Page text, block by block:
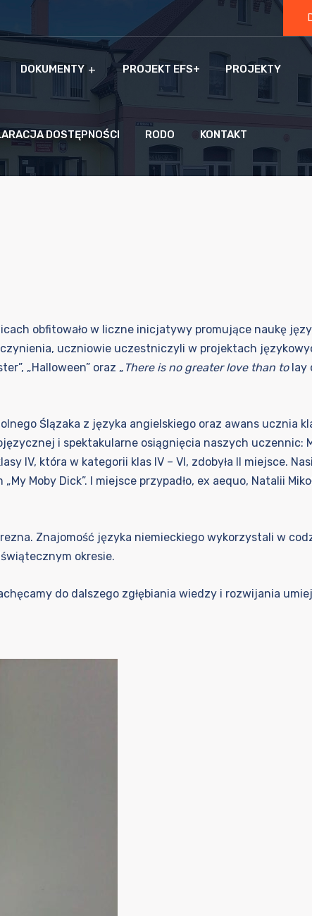
DOKUMENTY PROJEKT EFS+ PROJEKTY
DOSTĘPNOŚCI RODO KONTAKT
obfitowało w liczne inicjatywy promujące naukę
uczniowie uczestniczyli w projektach
„Halloween” oraz „ There is no greater love than tolay
Ślązaka z języka angielskiego oraz awans ucznia
i spektakularne osiągnięcia naszych uczennic:
IV, która w kategorii klas IV – VI, zdobyła II miejsce.
Moby Dick”. I miejsce przypadło, ex aequo, Natalii
Znajomość języka niemieckiego wykorzystali w
okresie.
do dalszego zgłębiania wiedzy i rozwijania